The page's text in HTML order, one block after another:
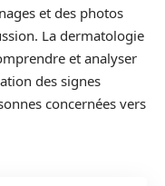
et des photos
La dermatologie
et analyser
des signes
concernées vers